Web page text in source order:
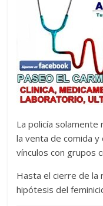
La policía solamente
la venta de comida
vínculos con grupos
Hasta el cierre de la
hipótesis del